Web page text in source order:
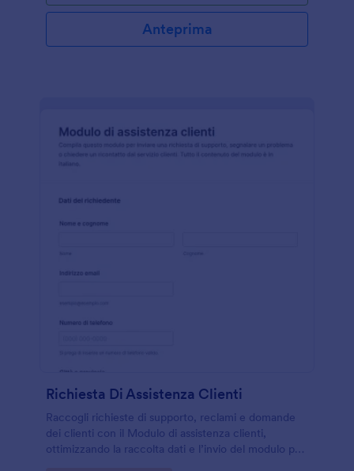
Anteprima
Richiesta Di Assistenza Clienti
Raccogli richieste di supporto, reclami e domande
dei clienti con il Modulo di assistenza clienti,
ottimizzando la raccolta dati e l’invio del modulo per